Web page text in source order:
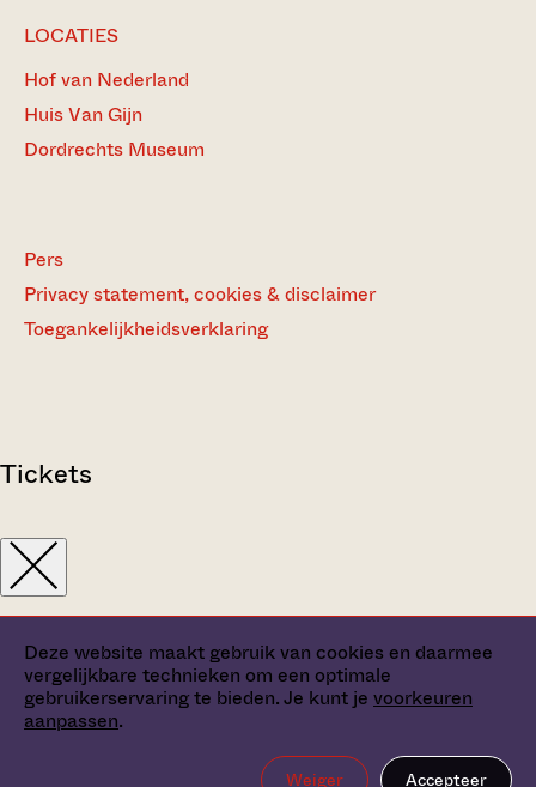
Deze website maakt gebruik van cookies en daarmee
vergelijkbare technieken om een optimale
gebruikerservaring te bieden. Je kunt je voorkeuren
aanpassen.
Weiger Accepteer
LOCATIES
Hof van Nederland
Huis Van Gijn
Dordrechts Museum
Pers
Privacy statement, cookies & disclaimer
Toegankelijkheidsverklaring
Tickets